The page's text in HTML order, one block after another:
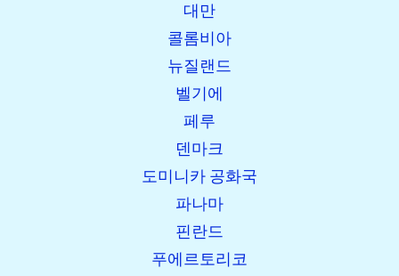
대만
콜롬비아
뉴질랜드
벨기에
페루
덴마크
도미니카 공화국
파나마
핀란드
푸에르토리코